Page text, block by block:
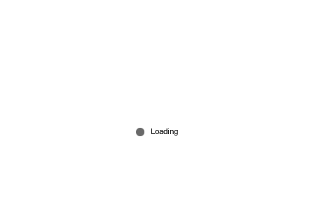
ശബരിമല നെയ്യ് ക്രമക്കേട്: ദേവസ്വം ബോര്‍ഡിന്
നഷ്ടം രണ്ട് കോടി 27 ലക്ഷം രൂപ